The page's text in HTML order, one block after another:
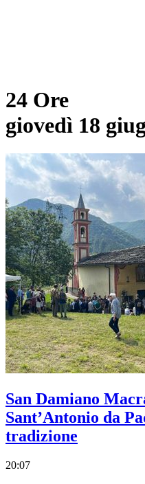
24 Ore
giovedì 18
San Damiano
Sant’Antonio da
tradizione
20:07